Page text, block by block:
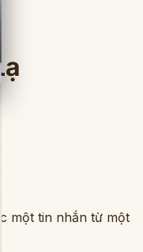
một tin nhắn từ một